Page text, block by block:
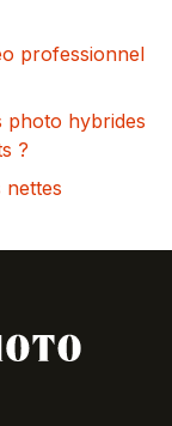
professionnel
photo hybrides
?
nettes